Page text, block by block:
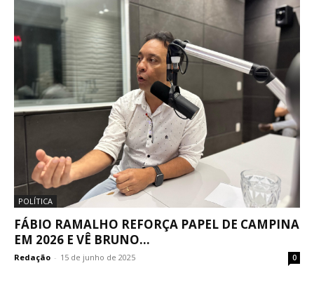
POLÍTICA
FÁBIO RAMALHO REFORÇA PAPEL DE CAMPINA
EM 2026 E VÊ BRUNO...
Redação - 15 de junho de 2025 0